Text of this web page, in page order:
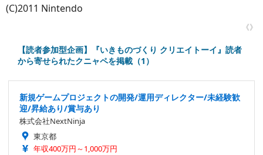
(C)2011 Nintendo
《》
【読者参加型企画】『いきものづくり クリエイトーイ』読者
から寄せられたクニャペを掲載（1）
新規ゲームプロジェクトの開発/運用ディレクター/未経験歓
迎/昇給あり/賞与あり
株式会社NextNinja
東京都
年収400万円～1,000万円